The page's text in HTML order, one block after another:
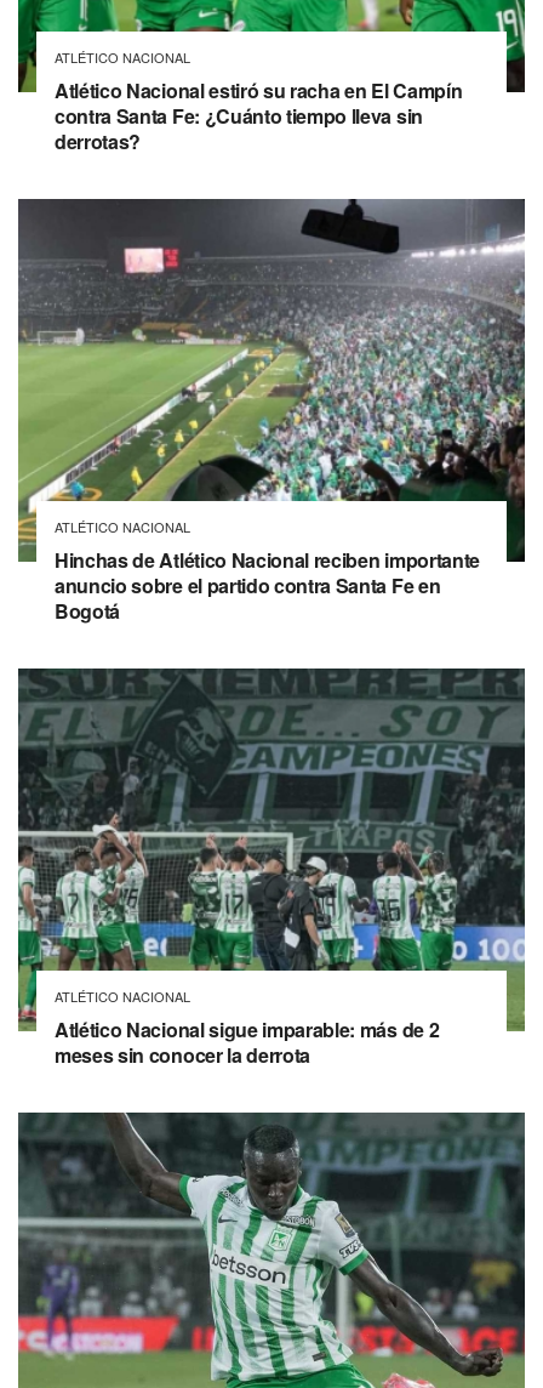
ATLÉTICO NACIONAL
Atlético Nacional estiró su racha en El Campín
contra Santa Fe: ¿Cuánto tiempo lleva sin
derrotas?
ATLÉTICO NACIONAL
Hinchas de Atlético Nacional reciben importante
anuncio sobre el partido contra Santa Fe en
Bogotá
ATLÉTICO NACIONAL
Atlético Nacional sigue imparable: más de 2
meses sin conocer la derrota